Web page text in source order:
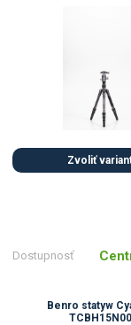
Zvoliť
Dostupnosť
Benro statyw